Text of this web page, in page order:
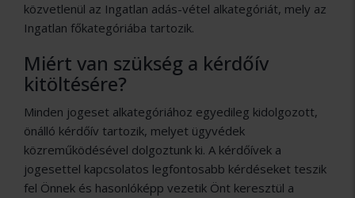
közvetlenül az Ingatlan adás-vétel alkategóriát, mely az
Ingatlan főkategóriába tartozik.
Miért van szükség a kérdőív
kitöltésére?
Minden jogeset alkategóriához egyedileg kidolgozott,
önálló kérdőív tartozik, melyet ügyvédek
közreműködésével dolgoztunk ki. A kérdőívek a
jogesettel kapcsolatos legfontosabb kérdéseket teszik
fel Önnek és hasonlóképp vezetik Önt keresztül a